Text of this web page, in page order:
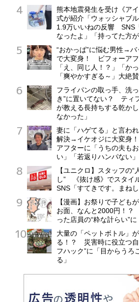
熊本地震発生を受け《ア
式が紹介「ウォッシャブ
1.9万いいねの反響 SNS
なったよ」「持ってた方が
“おかっぱ”に悩む男性→バ
で大変身！ ビフォーアフ
「え、同じ人！？」「かっ
「爽やかすぎる～」大絶
フライパンの取っ手、洗
き”に置いてない？ ティ
が教える長持ちする乾か
なかった」
妻に「ハゲてる」と言わ
解決→イケオジに大変身
アフターに「うちの夫も
い」「若返りハンパない」
【ユニクロ】スタッフの“
し” 《抜け感》でスタイ
SNS「すてきです。まねし
【漫画】お祭りで子ども
お面、なんと2000円！
った店員の“粋な計らい”に
大量の「ペットボトル」
る！？ 災害時に役立つ自
フハック”に「目からうろ
る」